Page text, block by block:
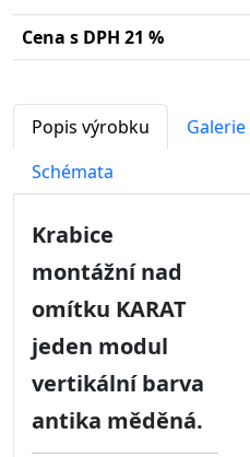
Cena s DPH 21 %
Popis výrobku Galerie
Schémata
Krabice
montážní nad
omítku KARAT
jeden modul
vertikální barva
antika měděná.